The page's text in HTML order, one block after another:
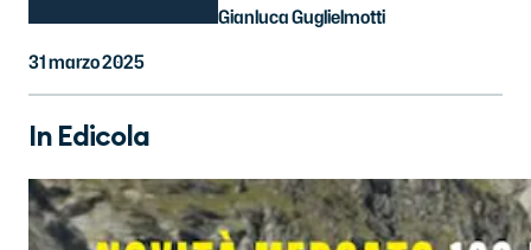
Gianluca Guglielmotti
31 marzo 2025
In Edicola